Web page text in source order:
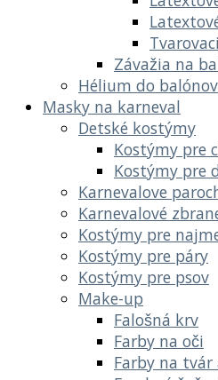
Závažia na
Hélium do balónov
Masky na karneval
Detské kostýmy
Kostýmy pre
Kostýmy pre
Karnevalove
Karnevalové
Kostýmy pre
Kostýmy pre páry
Kostýmy pre psov
Make-up
Falošná krv
Farby na oči
Farby na tvár